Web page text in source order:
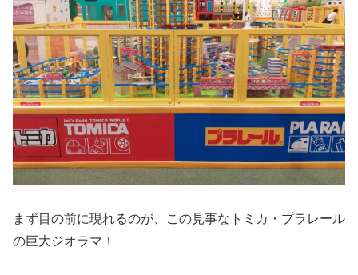
まず目の前に現れるのが、この見事なトミカ・プラレール
の巨大ジオラマ！